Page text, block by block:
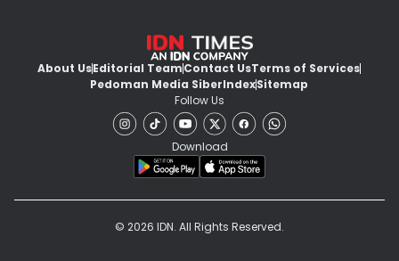
About UsEditorial TeamContact UsTerms of Services
Pedoman Media SiberIndexSitemap
Follow Us
Download
© 2026 IDN. All Rights Reserved.